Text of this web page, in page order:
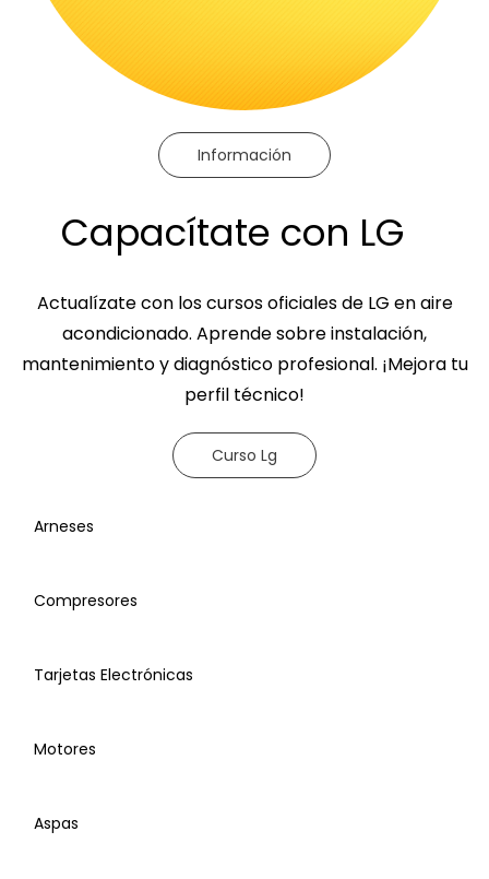
Información
Capacítate con LG
Actualízate con los cursos oficiales de LG en aire
acondicionado. Aprende sobre instalación,
mantenimiento y diagnóstico profesional. ¡Mejora tu
perfil técnico!
Curso Lg
Arneses
Compresores
Tarjetas Electrónicas
Motores
Aspas